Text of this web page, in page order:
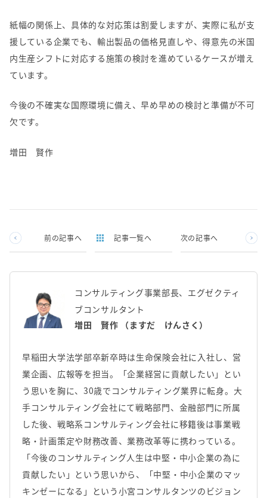
紙幅の関係上、具体的な対応策は割愛しますが、実際に私が支
援している企業でも、輸出製品の価格見直しや、得意先の米国
内生産シフトに対応する施策の検討を進めているケースが増え
ています。
今後の不確実な国際環境に備え、早め早めの検討と準備が不可
欠です。
増田 賢作
前の記事へ 記事一覧へ 次の記事へ
コンサルティング事業部長、エグゼクティ
ブコンサルタント
増田 賢作 （ますだ けんさく）
早稲田大学法学部卒新卒時は生命保険会社に入社し、営
業企画、広報等を担当。「企業経営に貢献したい」とい
う思いを胸に、30歳でコンサルティング業界に転身。大
手コンサルティング会社にて戦略部門、金融部門に所属
した後、戦略系コンサルティング会社に移籍後は事業戦
略・計画策定や財務改善、業務改革等に携わっている。
「今後のコンサルティング人生は中堅・中小企業の為に
貢献したい」という思いから、「中堅・中小企業のマッ
キンゼーになる」という小宮コンサルタンツのビジョン